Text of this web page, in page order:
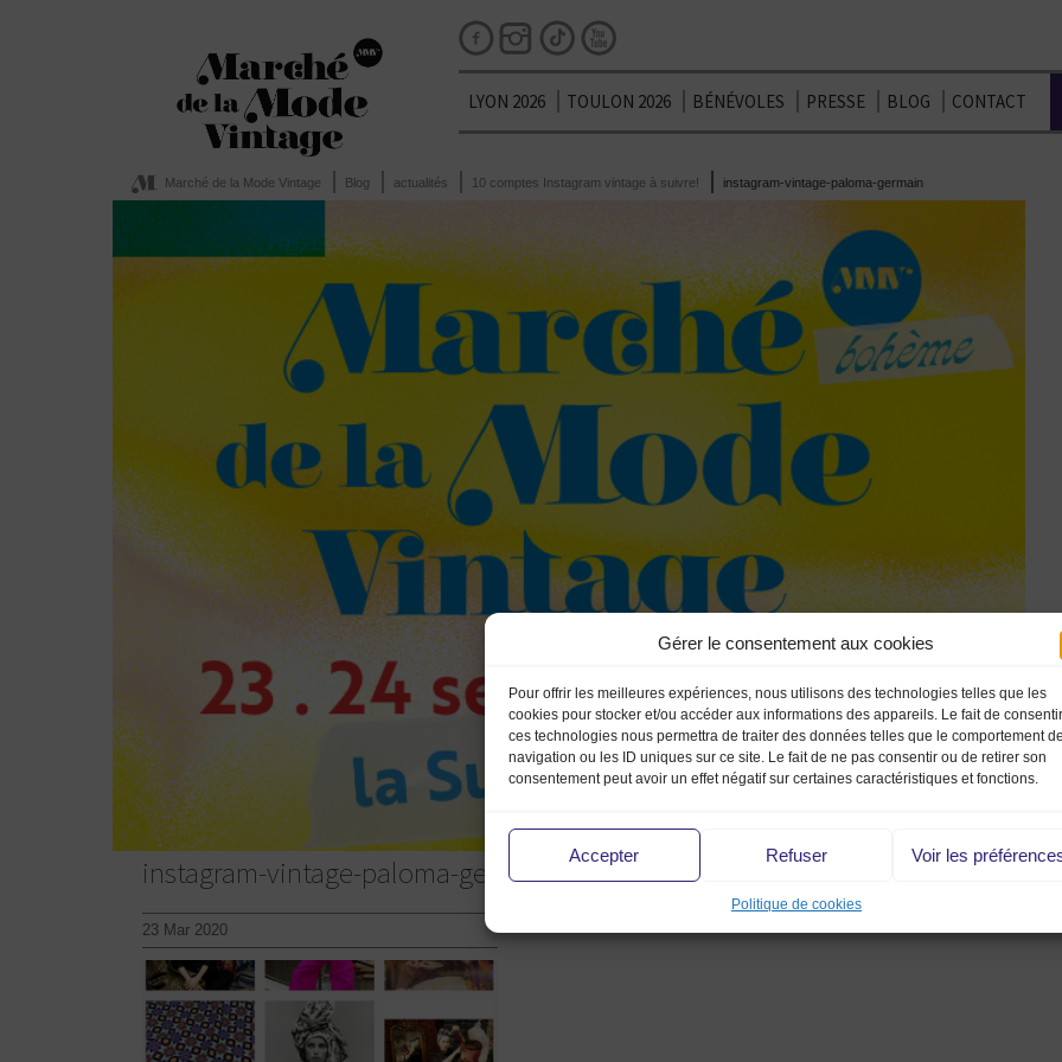
Gérer le consentement aux cookies
Pour offrir les meilleures expériences, nous utilisons des technologies telles que les
cookies pour stocker et/ou accéder aux informations des appareils. Le fait de
ces technologies nous permettra de traiter des données telles que le comportement de
navigation ou les ID uniques sur ce site. Le fait de ne pas consentir ou de retirer son
consentement peut avoir un effet négatif sur certaines caractéristiques et fonctions.
Accepter Refuser Voir les
Politique de cookies
LYON 2026 TOULON 2026 BÉNÉVOLES PRESSE BLOG CONTACT
Marché de la Mode Vintage Blog actualités 10 comptes Instagram vintage à suivre! instagram-vintage-paloma-germain
instagram-vintage-paloma-germain
23 Mar 2020